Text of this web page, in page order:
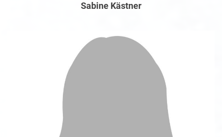
Sabine Kästner